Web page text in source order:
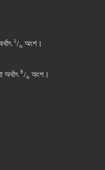
২/৬অংশ।
অর্থাৎ৪/৬অংশ।